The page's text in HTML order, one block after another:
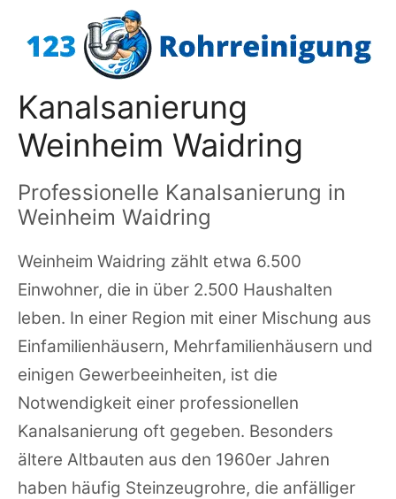
Inhalt
Kanalsanierung
Weinheim Waidring
Professionelle Kanalsanierung in
Weinheim Waidring
Weinheim Waidring zählt etwa 6.500
Einwohner, die in über 2.500 Haushalten
leben. In einer Region mit einer Mischung aus
Einfamilienhäusern, Mehrfamilienhäusern und
einigen Gewerbeeinheiten, ist die
Notwendigkeit einer professionellen
Kanalsanierung oft gegeben. Besonders
ältere Altbauten aus den 1960er Jahren
haben häufig Steinzeugrohre, die anfälliger